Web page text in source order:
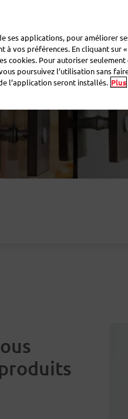
Recevoir du courrier
qui viennent
remarquer grâce au
également une
seront basées sur le
ses applications, pour améliorer
vos préférences. En cliquant sur «
cookies. Pour autoriser seulement
poursuivez l’utilisation sans
l’application seront installés. Plus